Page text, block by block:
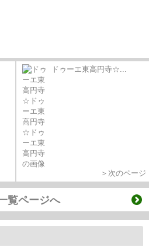
ドゥーエ東高円寺☆...
＞次のページ
覧ページへ